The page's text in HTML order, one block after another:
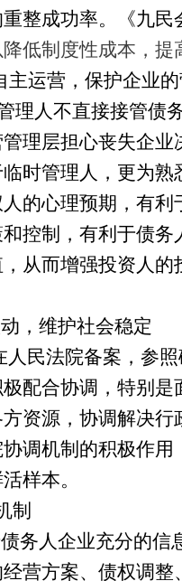
整成功率。《九
低制度性成本，提
主运营，保护企业
理人不直接接管债
理层担心丧失企
时管理人，更为
的心理预期，有
控制，有利于债
从而增强投资人
，维护社会稳定
人民法院备案，参
配合协调，特别
资源，协调解决
调机制的积极作
样本。
制
务人企业充分的
营方案、债权调